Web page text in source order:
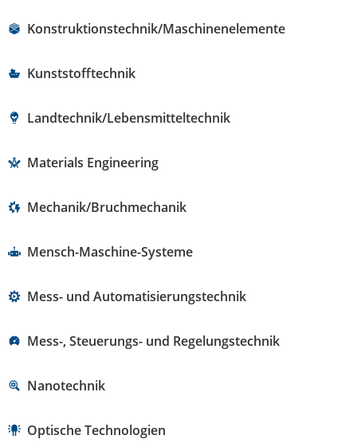
Konstruktionstechnik/Maschinenelemente
Kunststofftechnik
Landtechnik/Lebensmitteltechnik
Materials Engineering
Mechanik/Bruchmechanik
Mensch-Maschine-Systeme
Mess- und Automatisierungstechnik
Mess-, Steuerungs- und Regelungstechnik
Nanotechnik
Optische Technologien